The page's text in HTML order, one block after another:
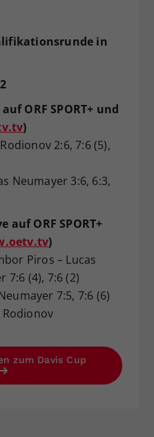
in
ORF SPORT+ und
)
2:6, 7:6 (5),
Neumayer 3:6, 6:3,
auf ORF SPORT+
)
Piros – Lucas
7:6 (4), 7:6 (2)
7:5, 7:6 (6)
Rodionov
zum Davis Cup